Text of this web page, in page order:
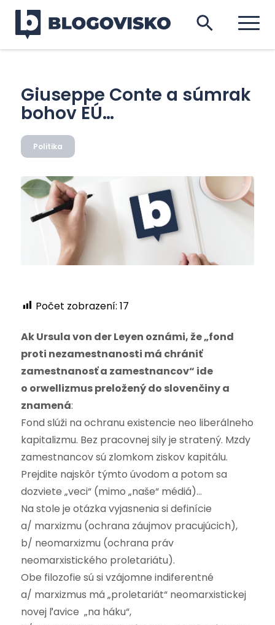
Giuseppe Conte a súmrak
bohov EÚ…
Politika
Počet zobrazení: 17
Ak Ursula von der Leyen oznámi, že „fond
proti nezamestnanosti má chrániť
zamestnanosť a zamestnancov“ ide
o orwellizmus preložený do slovenčiny a
znamená:
Fond slúži na ochranu existencie neo liberálneho
kapitalizmu. Bez pracovnej sily je stratený. Mzdy
zamestnancov sú zlomkom ziskov kapitálu.
Prejdite najskôr týmto úvodom a potom sa
dozviete „veci“ (mimo „naše“ médiá)…
Na stole je otázka vyjasnenia si definície
a/ marxizmu (ochrana záujmov pracujúcich),
b/ neomarxizmu (ochrana práv
neomarxistického proletariátu).
Obe filozofie sú si vzájomne indiferentné
a/ marxizmus má „proletariát“ neomarxistickej
novej ľavice „na háku“,